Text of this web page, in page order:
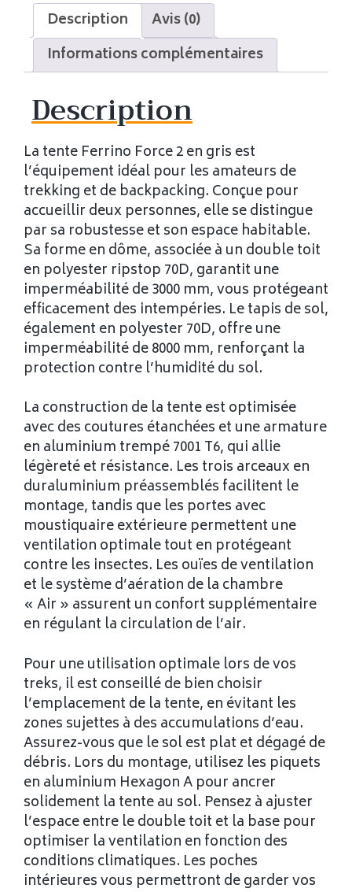
Description
Avis (0)
Informations complémentaires
Description
La tente Ferrino Force 2 en gris est
l’équipement idéal pour les amateurs de
trekking et de backpacking. Conçue pour
accueillir deux personnes, elle se distingue
par sa robustesse et son espace habitable.
Sa forme en dôme, associée à un double toit
en polyester ripstop 70D, garantit une
imperméabilité de 3000 mm, vous protégeant
efficacement des intempéries. Le tapis de sol,
également en polyester 70D, offre une
imperméabilité de 8000 mm, renforçant la
protection contre l’humidité du sol.
La construction de la tente est optimisée
avec des coutures étanchées et une armature
en aluminium trempé 7001 T6, qui allie
légèreté et résistance. Les trois arceaux en
duraluminium préassemblés facilitent le
montage, tandis que les portes avec
moustiquaire extérieure permettent une
ventilation optimale tout en protégeant
contre les insectes. Les ouïes de ventilation
et le système d’aération de la chambre
« Air » assurent un confort supplémentaire
en régulant la circulation de l’air.
Pour une utilisation optimale lors de vos
treks, il est conseillé de bien choisir
l’emplacement de la tente, en évitant les
zones sujettes à des accumulations d’eau.
Assurez-vous que le sol est plat et dégagé de
débris. Lors du montage, utilisez les piquets
en aluminium Hexagon A pour ancrer
solidement la tente au sol. Pensez à ajuster
l’espace entre le double toit et la base pour
optimiser la ventilation en fonction des
conditions climatiques. Les poches
intérieures vous permettront de garder vos